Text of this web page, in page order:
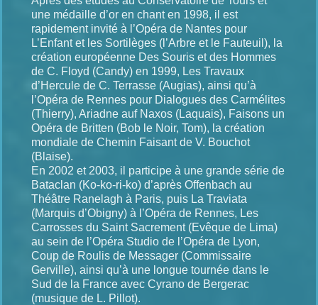
une médaille d’or en chant en 1998, il est
rapidement invité à l’Opéra de Nantes pour
L’Enfant et les Sortilèges (l’Arbre et le Fauteuil), la
création européenne Des Souris et des Hommes
de C. Floyd (Candy) en 1999, Les Travaux
d’Hercule de C. Terrasse (Augias), ainsi qu’à
l’Opéra de Rennes pour Dialogues des Carmélites
(Thierry), Ariadne auf Naxos (Laquais), Faisons un
Opéra de Britten (Bob le Noir, Tom), la création
mondiale de Chemin Faisant de V. Bouchot
(Blaise).
En 2002 et 2003, il participe à une grande série de
Bataclan (Ko-ko-ri-ko) d’après Offenbach au
Théâtre Ranelagh à Paris, puis La Traviata
(Marquis d’Obigny) à l’Opéra de Rennes, Les
Carrosses du Saint Sacrement (Evêque de Lima)
au sein de l’Opéra Studio de l’Opéra de Lyon,
Coup de Roulis de Messager (Commissaire
Gerville), ainsi qu’à une longue tournée dans le
Sud de la France avec Cyrano de Bergerac
(musique de L. Pillot).